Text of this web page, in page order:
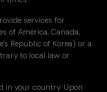
services for
of America, Canada,
Republic of Korea) or a
to local law or
in your country. Upon